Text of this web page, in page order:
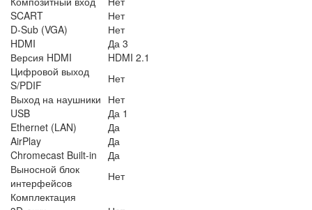
SCART
Нет
D-Sub (VGA)
Нет
HDMI
Да 3
Версия HDMI
HDMI 2.1
Цифровой выход
S/PDIF
Нет
Выход на наушники Нет
USB
Да 1
Ethernet (LAN)
Да
AirPlay
Да
Chromecast Built-in
Да
Выносной блок
интерфейсов
Нет
Комплектация